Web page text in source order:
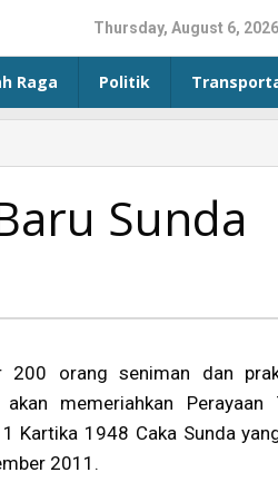
Thursday, August 6, 2026
Raga Politik
Sunda
200 orang seniman dan
memeriahkan Perayaan
1 Kartika 1948 Caka Sunda
2011.